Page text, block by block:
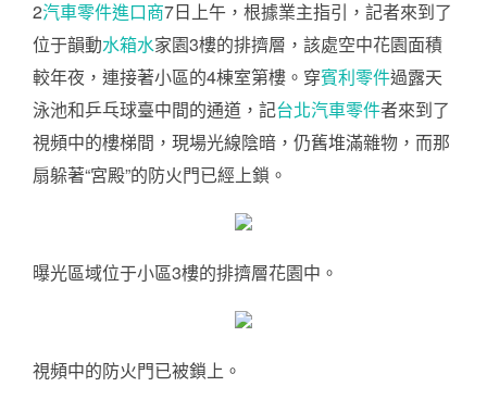
2汽車零件進口商7日上午，根據業主指引，記者來到了
位于韻動水箱水家園3樓的排擠層，該處空中花園面積
較年夜，連接著小區的4棟室第樓。穿賓利零件過露天
泳池和乒乓球臺中間的通道，記台北汽車零件者來到了
視頻中的樓梯間，現場光線陰暗，仍舊堆滿雜物，而那
扇躲著“宮殿”的防火門已經上鎖。
曝光區域位于小區3樓的排擠層花園中。
視頻中的防火門已被鎖上。